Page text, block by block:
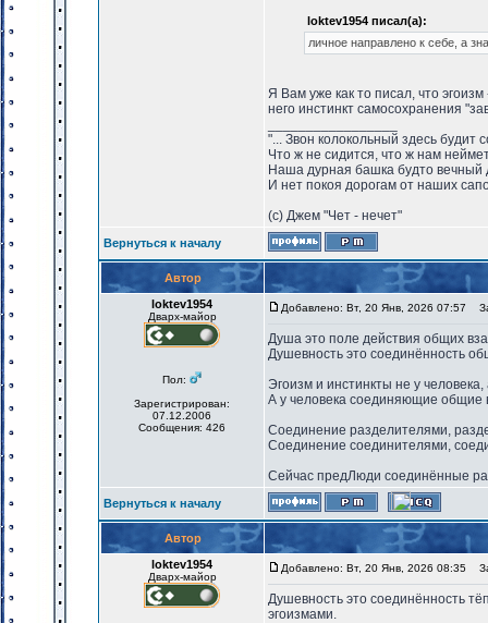
loktev1954 писал(а):
личное направлено к себе, а
Я Вам уже как то писал, что
него инстинкт самосохранения
"... Звон колокольный здесь будит
Что ж не сидится, что ж нам
Наша дурная башка будто вечный
И нет покоя дорогам от наших
(с) Джем "Чет - нечет"
Вернуться к началу
Автор
loktev1954
Дварх-майор
Пол:
Зарегистрирован:
07.12.2006
Сообщения: 426
Добавлено: Вт, 20 Янв, 2026 07:57
Душа это поле действия общих
Душевность это соединённость
Эгоизм и инстинкты не у
А у человека соединяющие общие
Соединение разделителями,
Соединение соединителями,
Сейчас предЛюди соединённые
Вернуться к началу
Автор
loktev1954
Дварх-майор
Добавлено: Вт, 20 Янв, 2026 08:35
Душевность это соединённость
эгоизмами.